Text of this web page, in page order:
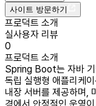
사이트 방문하기
프로덕트 소개
실사용자 리뷰
0
프로덕트 소개
Spring Boot는 자바 기
독립 실행형 애플리케
내장 서버를 제공하며,